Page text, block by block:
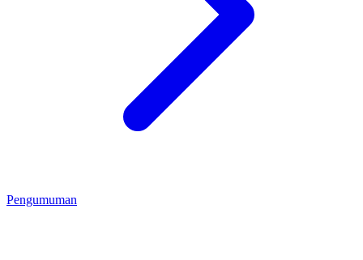
Pengumuman